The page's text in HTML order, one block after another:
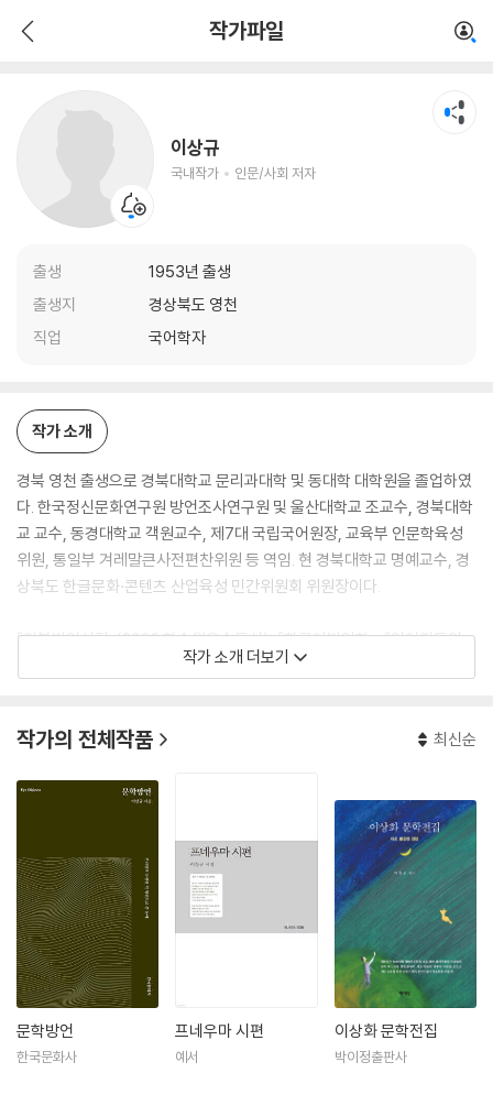
작가파일
이상규
국내작가 인문/사회 저자
출생
1953년 출생
출생지
경상북도 영천
직업
국어학자
인문/사회 저자
작가 소개
경북 영천 출생으로 경북대학교 문리과대학 및 동대학 대학원을 졸업하였
다. 한국정신문화연구원 방언조사연구원 및 울산대학교 조교수, 경북대학
교 교수, 동경대학교 객원교수, 제7대 국립국어원장, 교육부 인문학육성
위원, 통일부 겨레말큰사전편찬위원 등 역임. 현 경북대학교 명예교수, 경
상북도 한글문화·콘텐츠 산업육성 민간위원회 위원장이다.
『경북방언사전』(2002 학술원우수도서), 『한국어방언학』, 『언어지도의
미래』(2006 문화체육관광부 우수도서), 『훈민정음통사』(2014년 한국
종도서 학술부분 우수도서), 『명곡최석정의 경세훈민정음』(2018 학술원
민국 한류전통문화대상(2014), 한국문학예술상(2015), 매천황현문학대
작가 소개 더보기
작가의 전체작품 최신순
문학방언
한국문화사
프네우마 시편
예서
이상화 문학전집
박이정출판사